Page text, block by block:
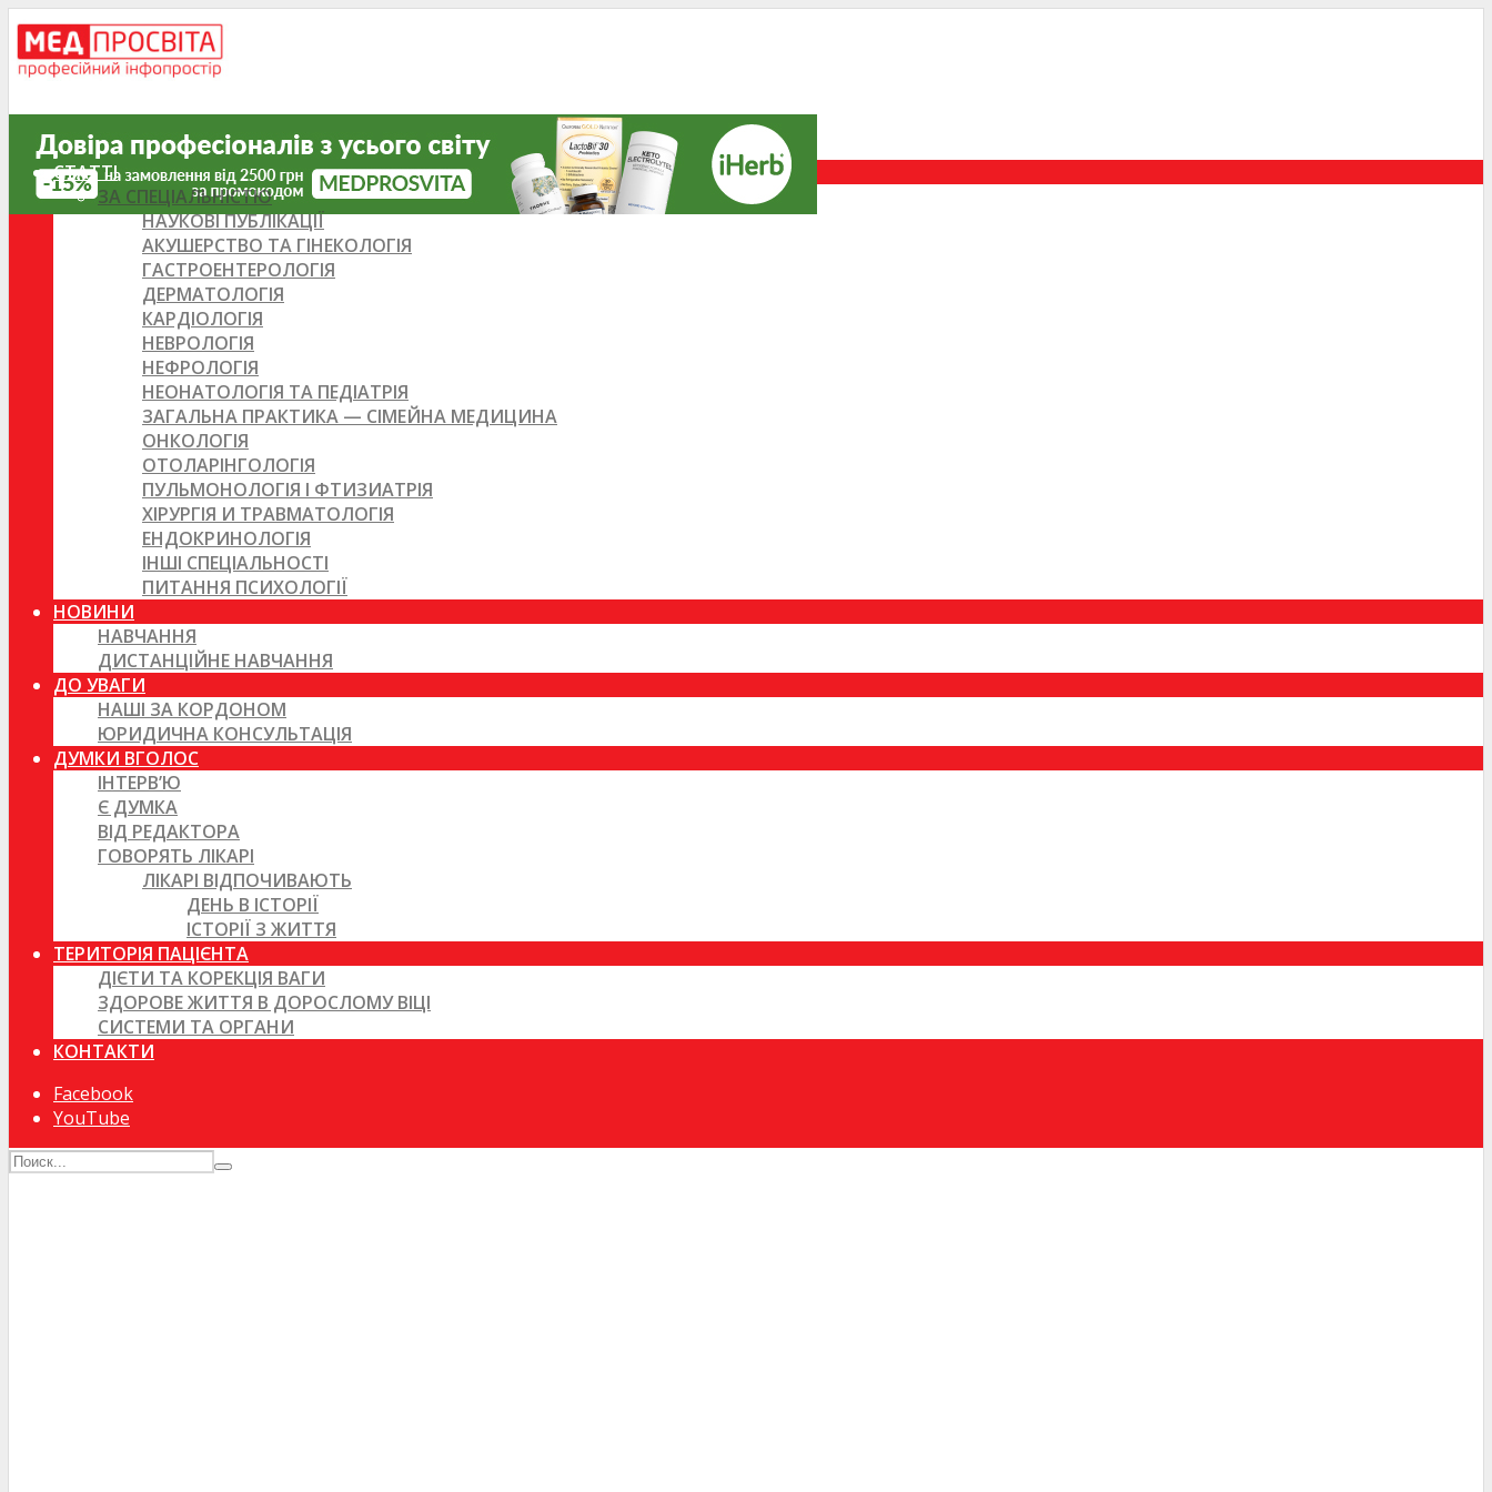
СТАТТІ
ЗА СПЕЦІАЛЬНІСТЮ
НАУКОВІ ПУБЛІКАЦІЇ
АКУШЕРСТВО ТА ГІНЕКОЛОГІЯ
ГАСТРОЕНТЕРОЛОГІЯ
ДЕРМАТОЛОГІЯ
КАРДІОЛОГІЯ
НЕВРОЛОГІЯ
НЕФРОЛОГІЯ
НЕОНАТОЛОГІЯ ТА ПЕДІАТРІЯ
ЗАГАЛЬНА ПРАКТИКА — СІМЕЙНА МЕДИЦИНА
ОНКОЛОГІЯ
ОТОЛАРІНГОЛОГІЯ
ПУЛЬМОНОЛОГІЯ І ФТИЗИАТРІЯ
ХІРУРГІЯ И ТРАВМАТОЛОГІЯ
ЕНДОКРИНОЛОГІЯ
ІНШІ СПЕЦІАЛЬНОСТІ
ПИТАННЯ ПСИХОЛОГІЇ
НОВИНИ
НАВЧАННЯ
ДИСТАНЦІЙНЕ НАВЧАННЯ
ДО УВАГИ
НАШІ ЗА КОРДОНОМ
ЮРИДИЧНА КОНСУЛЬТАЦІЯ
ДУМКИ ВГОЛОС
ІНТЕРВ’Ю
Є ДУМКА
ВІД РЕДАКТОРА
ГОВОРЯТЬ ЛІКАРІ
ЛІКАРІ ВІДПОЧИВАЮТЬ
ДЕНЬ В ІСТОРІЇ
ІСТОРІЇ З ЖИТТЯ
ТЕРИТОРІЯ ПАЦІЄНТА
ДІЄТИ ТА КОРЕКЦІЯ ВАГИ
ЗДОРОВЕ ЖИТТЯ В ДОРОСЛОМУ ВІЦІ
СИСТЕМИ ТА ОРГАНИ
КОНТАКТИ
Facebook
YouTube